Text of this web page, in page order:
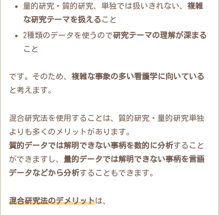
量的研究・質的研究、単独では扱いきれない、複雑
な研究テーマを扱えること
2種類のデータを使うので研究テーマの理解が深まる
こと
です。そのため、複雑な事象の多い看護学に向いている
と考えます。
混合研究法を使用することは、質的研究・量的研究単独
よりも多くのメリットがあります。
質的データでは解明できない事柄を数的に分析すること
ができますし、量的データでは解明できない事柄を言語
データなどから分析することもできます。
混合研究法のデメリットは、